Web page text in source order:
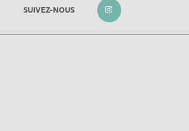
SUIVEZ-NOUS